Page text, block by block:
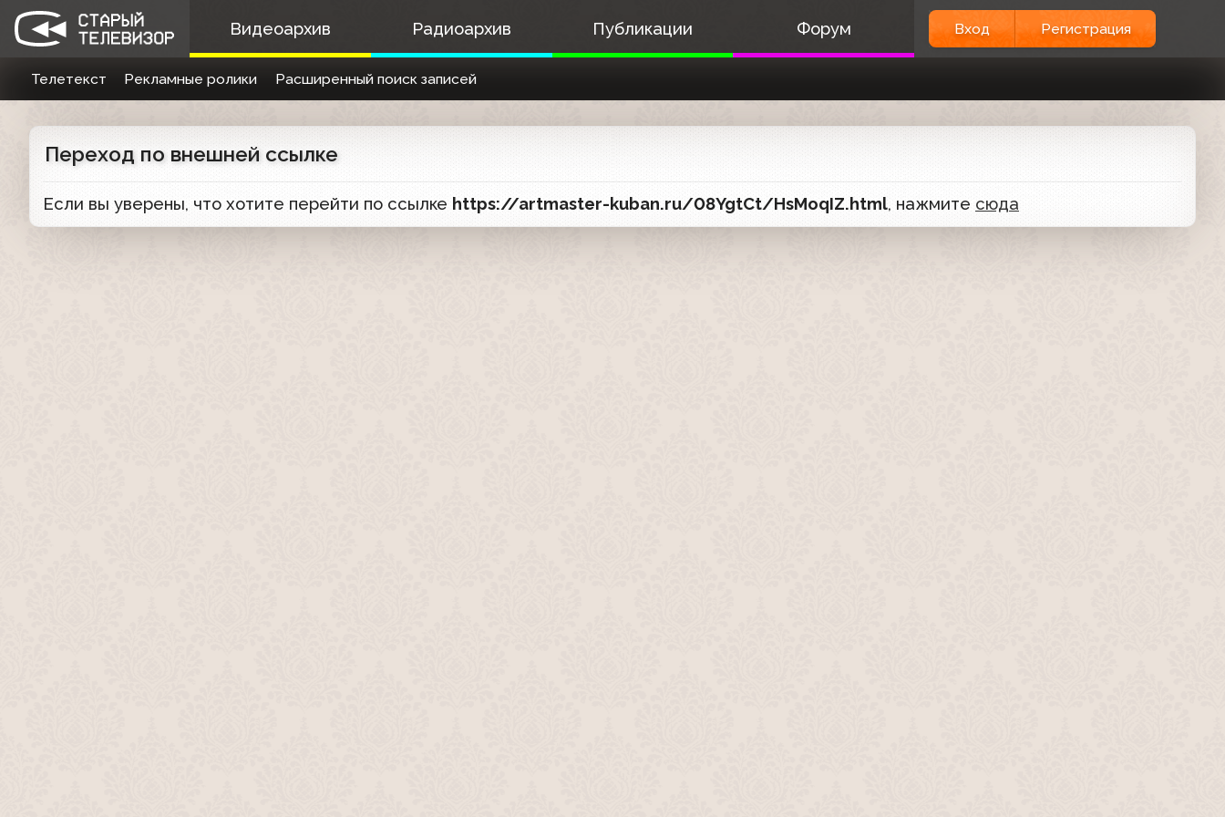
Видеоархив Радиоархив Публикации Форум Вход Регистрация
Телетекст Рекламные ролики Расширенный поиск записей
Переход по внешней ссылке
Если вы уверены, что хотите перейти по ссылке https://artmaster-kuban.ru/08YgtCt/HsMoqIZ.html, нажмите сюда